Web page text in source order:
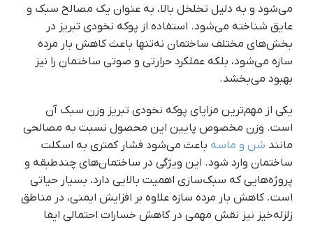
می‌شود و به دلیل تخلخل بالا، به عنوان یک مصالح سبک و
عایق شناخته می‌شود. استفاده از پوکه نخودی تبریز در
بخش‌های مختلف ساختمان نه‌تنها باعث کاهش بار مرده
سازه می‌شود، بلکه عملکرد حرارتی و صوتی ساختمان را نیز
بهبود می‌بخشد.
یکی از مهم‌ترین مزایای پوکه نخودی تبریز وزن سبک آن
است. وزن مخصوص پایین این محصول نسبت به مصالحی
مانند شن و ماسه باعث می‌شود فشار کمتری به اسکلت
ساختمان وارد شود. این ویژگی در ساختمان‌های چندطبقه و
پروژه‌هایی که سبک‌سازی اهمیت بالایی دارد، بسیار حیاتی
است. کاهش بار مرده سازه علاوه بر افزایش ایمنی، در مناطق
زلزله‌خیز نیز نقش مهمی در کاهش خسارات احتمالی ایفا